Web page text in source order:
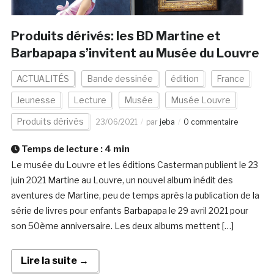
Produits dérivés: les BD Martine et
Barbapapa s’invitent au Musée du Louvre
ACTUALITÉS Bande dessinée édition France
Jeunesse Lecture Musée Musée Louvre
Produits dérivés 23/06/2021 par jeba 0 commentaire
Temps de lecture : 4 min
Le musée du Louvre et les éditions Casterman publient le 23
juin 2021 Martine au Louvre, un nouvel album inédit des
aventures de Martine, peu de temps après la publication de la
série de livres pour enfants Barbapapa le 29 avril 2021 pour
son 50ème anniversaire. Les deux albums mettent […]
Lire la suite →